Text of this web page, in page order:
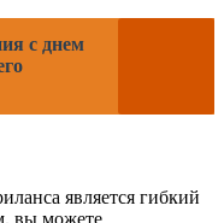
с днем
является гибкий
вы можете